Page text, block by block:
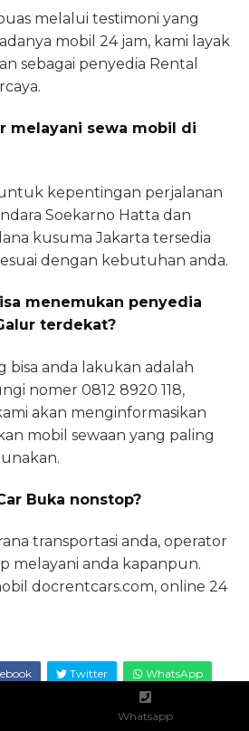
melalui testimoni yang
mobil 24 jam, kami layak
sebagai penyedia Rental
melayani sewa mobil di
kepentingan perjalanan
Soekarno Hatta dan
kusuma Jakarta tersedia
dengan kebutuhan anda.
menemukan penyedia
terdekat?
bisa anda lakukan adalah
nomer 0812 8920 118,
akan menginformasikan
mobil sewaan yang paling
Buka nonstop?
transportasi anda, operator
melayani anda kapanpun.
docrentcars.com, online 24
Twitter WhatsApp
Whatsapp